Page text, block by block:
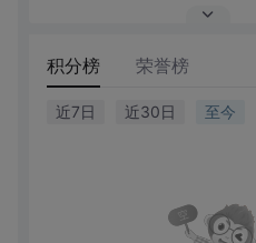
积分榜 荣誉榜
近7日 近30日 至今